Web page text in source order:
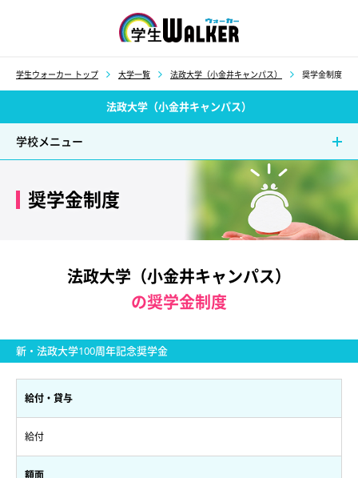
学生ウォーカー トップ 大学一覧 法政大学（小金井キャンパス） 奨学金制度
法政大学（小金井キャンパス）
学校メニュー
奨学金制度
法政大学（小金井キャンパス）
の奨学金制度
新・法政大学100周年記念奨学金
給付・貸与
給付
額面